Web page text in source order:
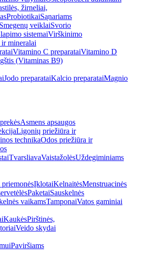
žirneliai,
ProbiotikaiSąnariams
Smegenų veiklaiSvorio
sistemaiVirškinimo
mineralai
Vitamino C preparataiVitamino D
(Vitaminas B9)
Jodo preparataiKalcio preparataiMagnio
Asmens apsaugos
Ligonių priežiūra ir
technikaOdos priežiūra ir
TvarsliavaVaistažolėsUždegiminiams
ĮklotaiKelnaitėsMenstruacinės
PaketaiSauskelnės
vaikamsTamponaiVatos gaminiai
KaukėsPirštinės,
Veido skydai
Paviršiams